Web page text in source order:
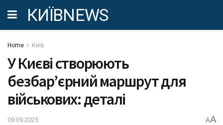
КИЇВNEWS
Home Київ
У Києві створюють
безбар’єрний маршрут для
військових: деталі
09.09.2025 AA